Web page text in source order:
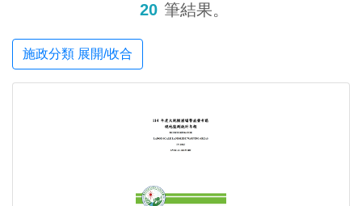
20 筆結果。
施政分類 展開/收合